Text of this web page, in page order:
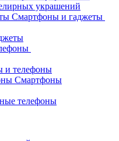
украшений
Смартфоны и гаджеты
и телефоны
Смартфоны
телефоны